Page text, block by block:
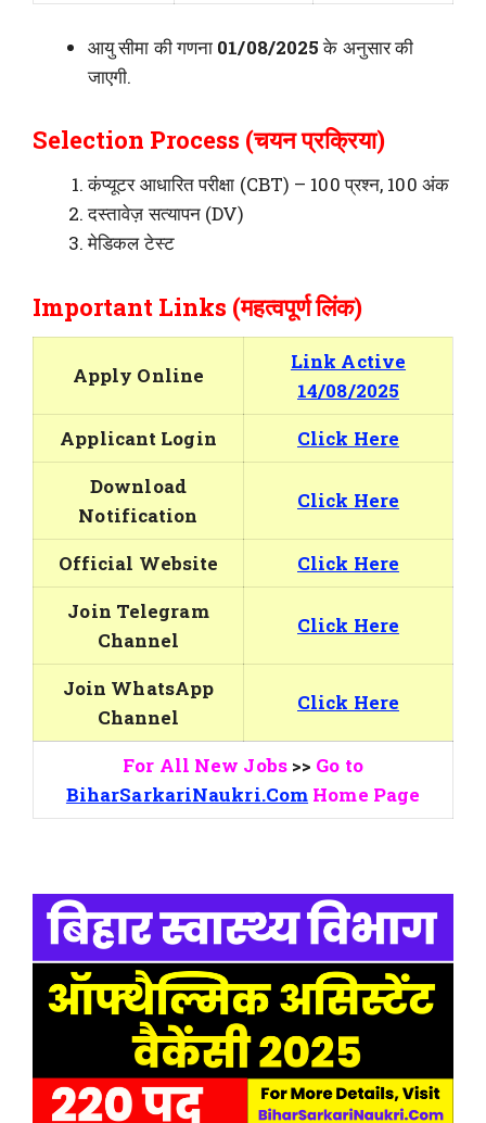
आयु सीमा की गणना 01/08/2025के अनुसार की
जाएगी.
Selection Process (चयन प्रक्रिया)
कंप्यूटर आधारित परीक्षा (CBT) – 100 प्रश्न, 100 अंक
दस्तावेज़ सत्यापन (DV)
मेडिकल टेस्ट
Important Links (महत्वपूर्ण लिंक)
Apply Online
Link Active
14/08/2025
Applicant Login
Click Here
Download
Notification
Click Here
Official Website
Click Here
Join Telegram
Channel
Click Here
Join WhatsApp
Channel
Click Here
For All New Jobs>> Go to
BiharSarkariNaukri.Com Home Page